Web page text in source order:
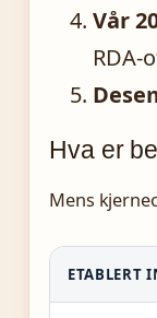
Vår
RDA-
Hva er
Mens
ETABLERT